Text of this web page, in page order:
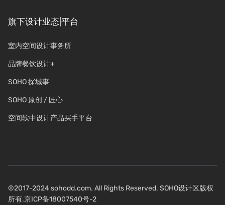
旗下设计业态|平台
室内空间设计事务所
品牌餐饮设计+
SOHO 探城事
SOHO 原创 / 匠心
空间软中设计产品买手平台
©2017-2024 sohodd.com. All Rights Reserved. SOHO设计区版权
所有.京ICP备18007540号-2